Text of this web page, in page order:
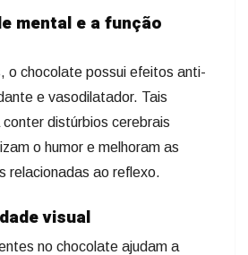
mental e a função
o chocolate possui efeitos anti-
e vasodilatador. Tais
distúrbios cerebrais
o humor e melhoram as
relacionadas ao reflexo.
visual
no chocolate ajudam a